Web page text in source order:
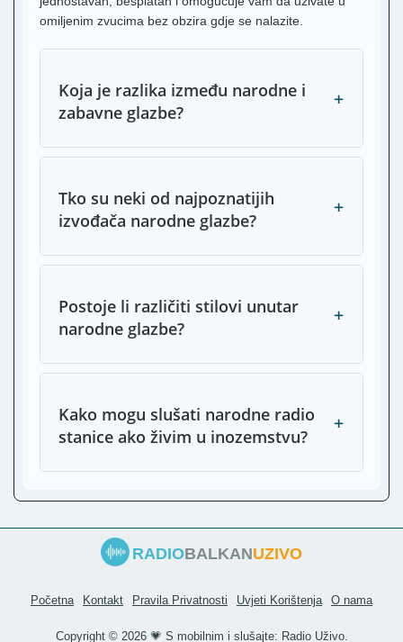
omiljenim zvucima bez obzira gdje se nalazite.
Koja je razlika između narodne i
zabavne glazbe?
+
Tko su neki od najpoznatijih
izvođača narodne glazbe?
+
Postoje li različiti stilovi unutar
narodne glazbe?
+
Kako mogu slušati narodne radio
stanice ako živim u inozemstvu?
+
RADIOBALKANUZIVO
Početna Kontakt Pravila Privatnosti Uvjeti Korištenja O nama
Copyright © 2026 💗 S mobilnim i slušajte: Radio Uživo.